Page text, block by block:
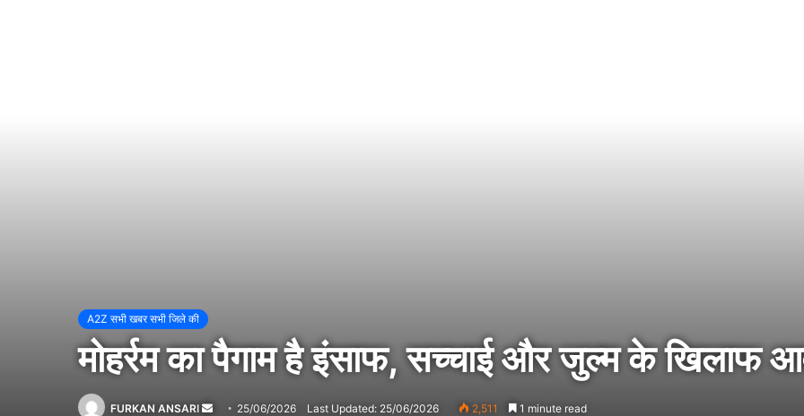
A2Z सभी खबर सभी जिले की
मोहर्रम का पैगाम है इंसाफ, सच्चाई और जुल्म के खिलाफ
FURKAN ANSARI
Send25/06/2026 Last Updated: 25/06/2026 2,511 1 minute read